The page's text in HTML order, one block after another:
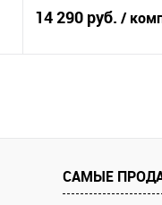
14 290 руб. /
Сравнение
САМЫЕ